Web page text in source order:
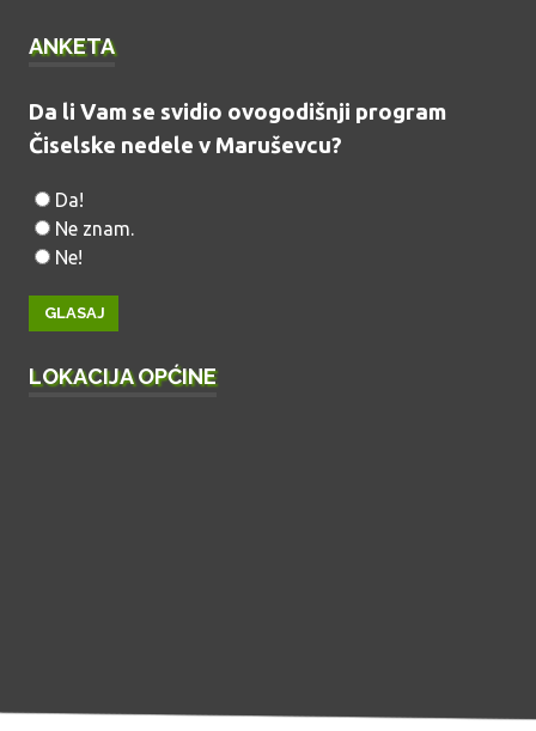
ANKETA
Da li Vam se svidio ovogodišnji program
Čiselske nedele v Maruševcu?
Da!
Ne znam.
Ne!
LOKACIJA OPĆINE